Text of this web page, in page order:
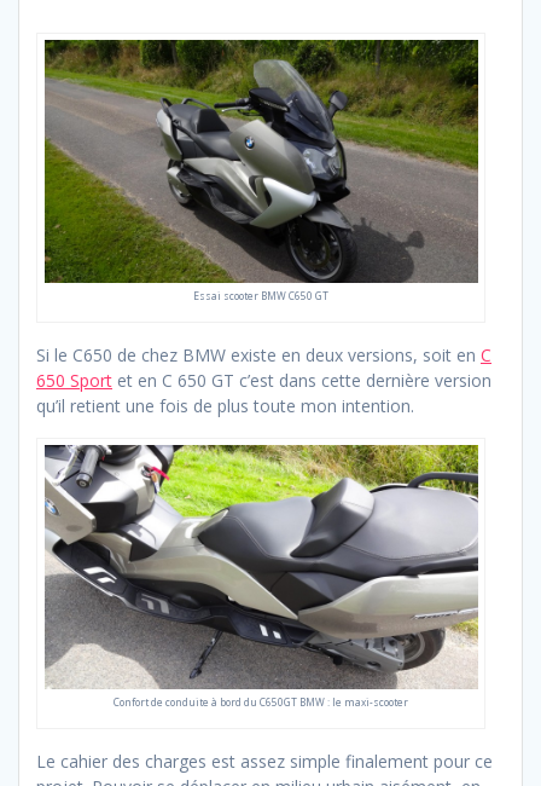
Essai scooter BMW C650 GT
Si le C650 de chez BMW existe en deux versions, soit en C
650 Sport et en C 650 GT c’est dans cette dernière version
qu’il retient une fois de plus toute mon intention.
Confort de conduite à bord du C650GT BMW : le maxi-scooter
Le cahier des charges est assez simple finalement pour ce